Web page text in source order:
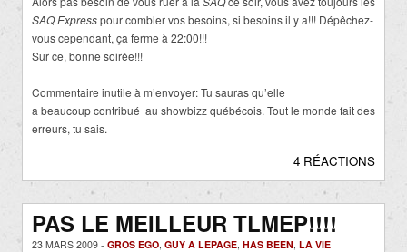
SAQ Expresspour combler vos besoins, si besoins il y a!!! Dépêchez-
vous cependant, ça ferme à 22:00!!!
Sur ce, bonne soirée!!!
Commentaire inutile à m’envoyer: Tu sauras qu’elle
a beaucoupcontribué au showbizz québécois. Tout le monde fait des
erreurs, tu sais.
4 RÉACTIONS
PAS LE MEILLEUR TLMEP!!!!
23 MARS 2009 - GROS EGO GUY A LEPAGE HAS BEEN LA VIE